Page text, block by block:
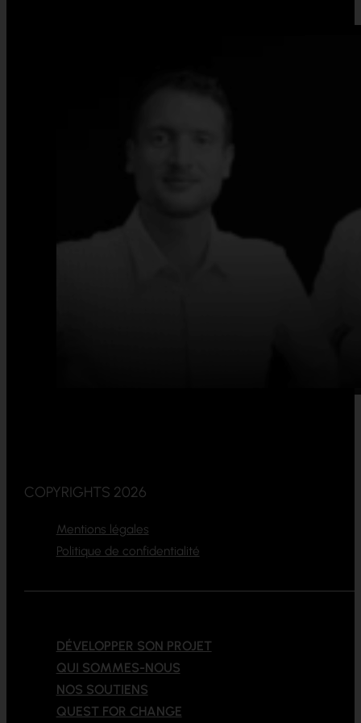
COPYRIGHTS 2026
Mentions légales
Politique de confidentialité
DÉVELOPPER SON PROJET
QUI SOMMES-NOUS
NOS SOUTIENS
QUEST FOR CHANGE